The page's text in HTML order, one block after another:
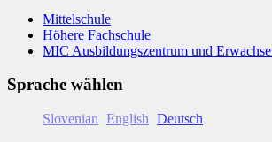
Mittelschule
Höhere Fachschule
MIC Ausbildungszentrum und
Sprache wählen
Slovenian English Deutsch